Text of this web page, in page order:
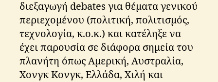
διεξαγωγή debates για θέματα γενικού
περιεχομένου (πολιτική, πολιτισμός,
τεχνολογία, κ.ο.κ.) και κατέληξε να
έχει παρουσία σε διάφορα σημεία του
πλανήτη όπως Αμερική, Αυστραλία,
Χονγκ Κονγκ, Ελλάδα, Χιλή και